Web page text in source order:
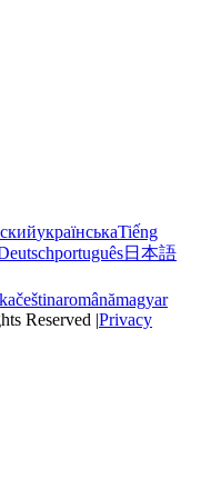
українськаTiếng
português日本語
češtinaromânămagyar
Reserved |Privacy